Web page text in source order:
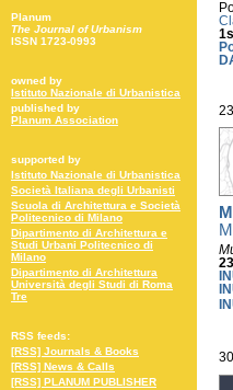
Planum
The Journal of Urbanism
ISSN 1723-0993
owned by
Istituto Nazionale di Urbanistica
published by
Planum Association
supported by
Istituto Nazionale di Urbanistica
Società Italiana degli Urbanisti
Scuola di Architettura e Società
Politecnico di Milano
Dipartimento di Architettura e
Studi Urbani Politecnico di
Milano
Dipartimento di Architettura
Università degli Studi di Roma
Tre
RSS feeds:
[RSS] Journals & Books
[RSS] News & Calls
[RSS] PLANUM PUBLISHER